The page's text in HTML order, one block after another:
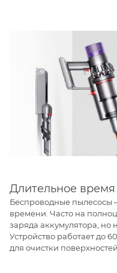
Длительное
Беспроводные пылесосы
времени. Часто на
заряда аккумулятора, но
Устройство работает до
для очистки